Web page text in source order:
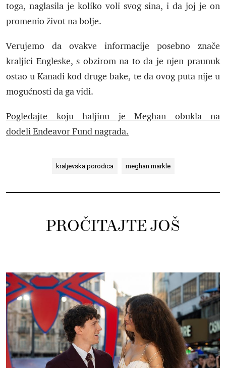
toga, naglasila je koliko voli svog sina, i da joj je on
promenio život na bolje.
Verujemo da ovakve informacije posebno znače
kraljici Engleske, s obzirom na to da je njen praunuk
ostao u Kanadi kod druge bake, te da ovog puta nije u
mogućnosti da ga vidi.
Pogledajte koju haljinu je Meghan obukla na
dodeliEndeavor Fund nagrada.
kraljevska porodica meghan markle
PROČITAJTE JOŠ